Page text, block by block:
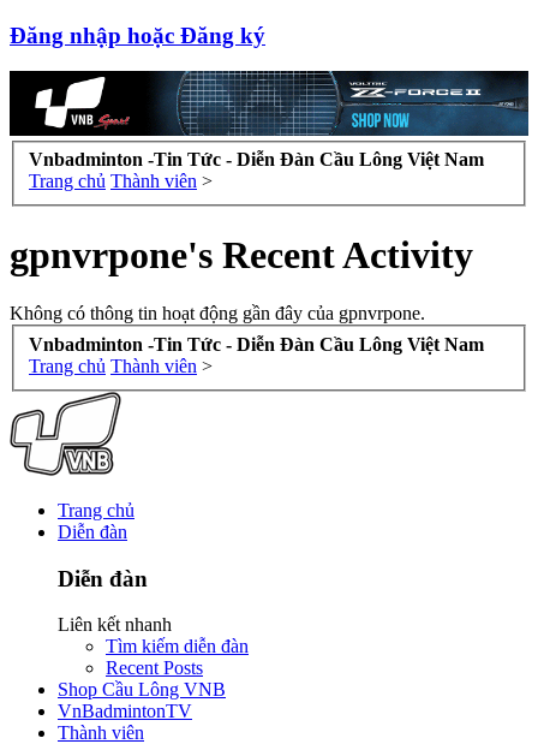
Đăng nhập hoặc Đăng ký
Vnbadminton -Tin Tức - Diễn Đàn Cầu Lông Việt Nam
Trang chủ Thành viên >
gpnvrpone's Recent Activity
Không có thông tin hoạt động gần đây của gpnvrpone.
Vnbadminton -Tin Tức - Diễn Đàn Cầu Lông Việt Nam
Trang chủ Thành viên >
Trang chủ
Diễn đàn
Diễn đàn
Liên kết nhanh
Tìm kiếm diễn đàn
Recent Posts
Shop Cầu Lông VNB
VnBadmintonTV
Thành viên